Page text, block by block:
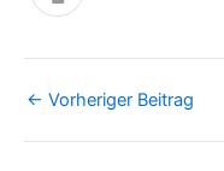
← Vorheriger Beitrag